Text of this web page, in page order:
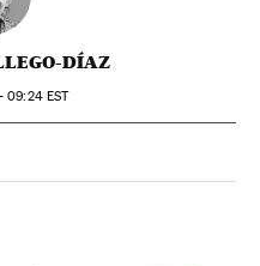
DÍAZ
09:24EST
Sociales